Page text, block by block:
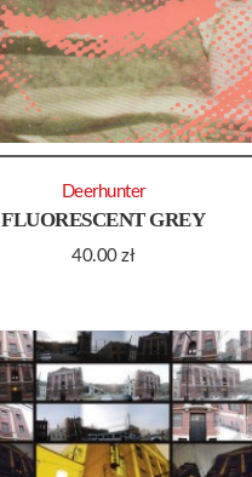
FLUORESCENT GREY
40.00zł
Deerhunter